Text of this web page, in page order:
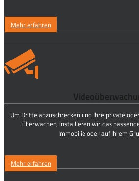
Mehr erfahren
Um Dritte abzuschrecken und Ihre private
überwachen, installieren wir das
Immobilie oder auf Ihrem
Mehr erfahren